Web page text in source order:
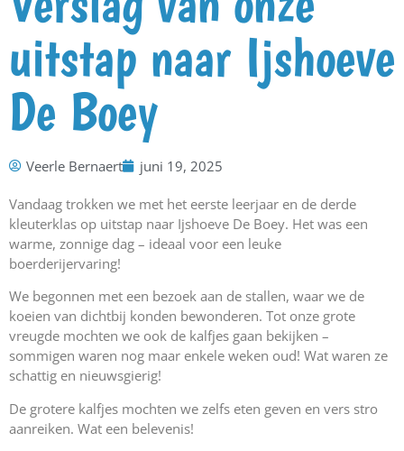
uitstap naar Ijshoeve
De Boey
Veerle Bernaert juni 19, 2025
Vandaag trokken we met het eerste leerjaar en de derde
kleuterklas op uitstap naar Ijshoeve De Boey. Het was een
warme, zonnige dag – ideaal voor een leuke
boerderijervaring!
We begonnen met een bezoek aan de stallen, waar we de
koeien van dichtbij konden bewonderen. Tot onze grote
vreugde mochten we ook de kalfjes gaan bekijken –
sommigen waren nog maar enkele weken oud! Wat waren ze
schattig en nieuwsgierig!
De grotere kalfjes mochten we zelfs eten geven en vers stro
aanreiken. Wat een belevenis!